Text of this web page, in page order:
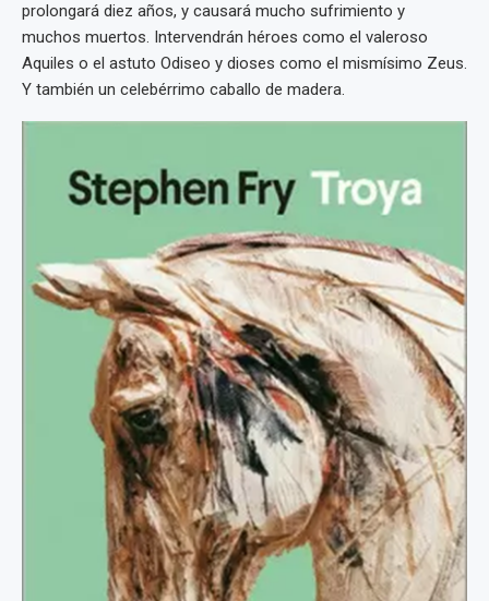
prolongará diez años, y causará mucho sufrimiento y
muchos muertos. Intervendrán héroes como el valeroso
Aquiles o el astuto Odiseo y dioses como el mismísimo Zeus.
Y también un celebérrimo caballo de madera.